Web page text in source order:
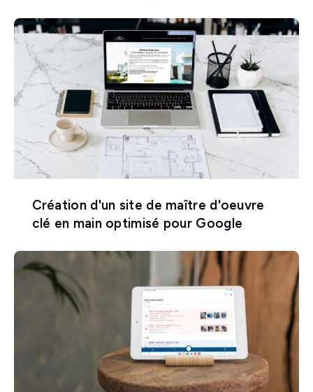
Création d'un site de maître d'oeuvre
clé en main optimisé pour Google